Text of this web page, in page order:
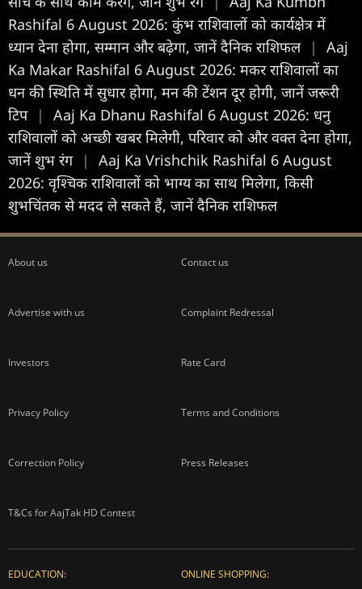
Rashifal 6 August 2026: कुंभ राशिवालों को कार्यक्षेत्र में
ध्यान देना होगा, सम्मान और बढ़ेगा, जानें दैनिक राशिफल |
Aaj
Ka Makar Rashifal 6 August 2026: मकर राशिवालों का
धन की स्थिति में सुधार होगा, मन की टेंशन दूर होगी, जानें जरूरी
टिप |
Aaj Ka Dhanu Rashifal 6 August 2026: धनु
राशिवालों को अच्छी खबर मिलेगी, परिवार को और वक्त देना होगा,
जानें शुभ रंग |
Aaj Ka Vrishchik Rashifal 6 August
2026: वृश्चिक राशिवालों को भाग्य का साथ मिलेगा, किसी
शुभचिंतक से मदद ले सकते हैं, जानें दैनिक राशिफल
About us Contact us
Advertise with us Complaint Redressal
Investors Rate Card
Privacy Policy Terms and Conditions
Correction Policy Press Releases
T&Cs for AajTak HD Contest
EDUCATION: ONLINE SHOPPING: